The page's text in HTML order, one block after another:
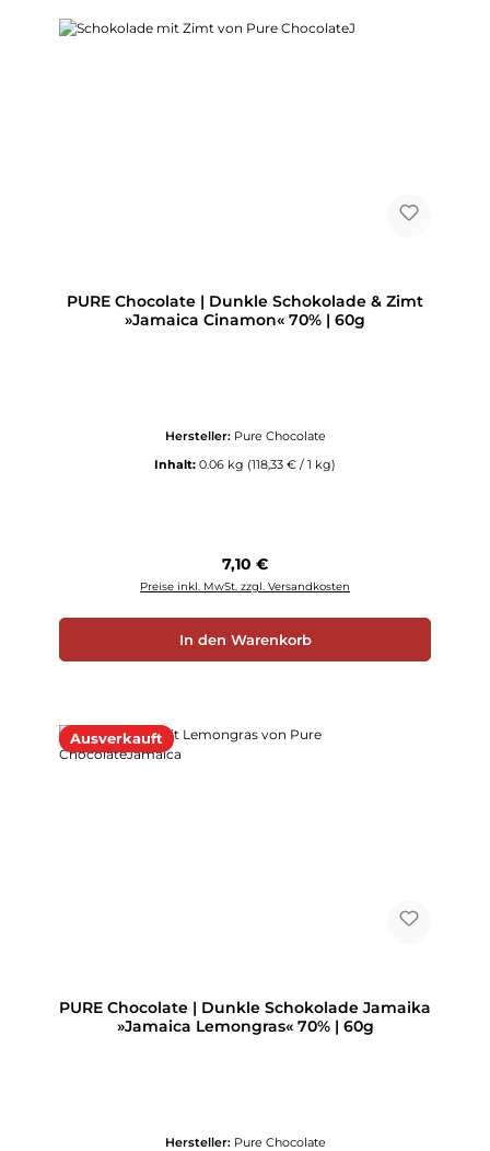
PURE Chocolate | Dunkle Schokolade & Zimt
»Jamaica Cinamon« 70% | 60g
Hersteller: Pure Chocolate
Inhalt: 0.06 kg (118,33 € / 1 kg)
Regulärer Preis:
7,10 €
Preise inkl. MwSt. zzgl. Versandkosten
In den Warenkorb
Ausverkauft
PURE Chocolate | Dunkle Schokolade Jamaika
»Jamaica Lemongras« 70% | 60g
Hersteller: Pure Chocolate